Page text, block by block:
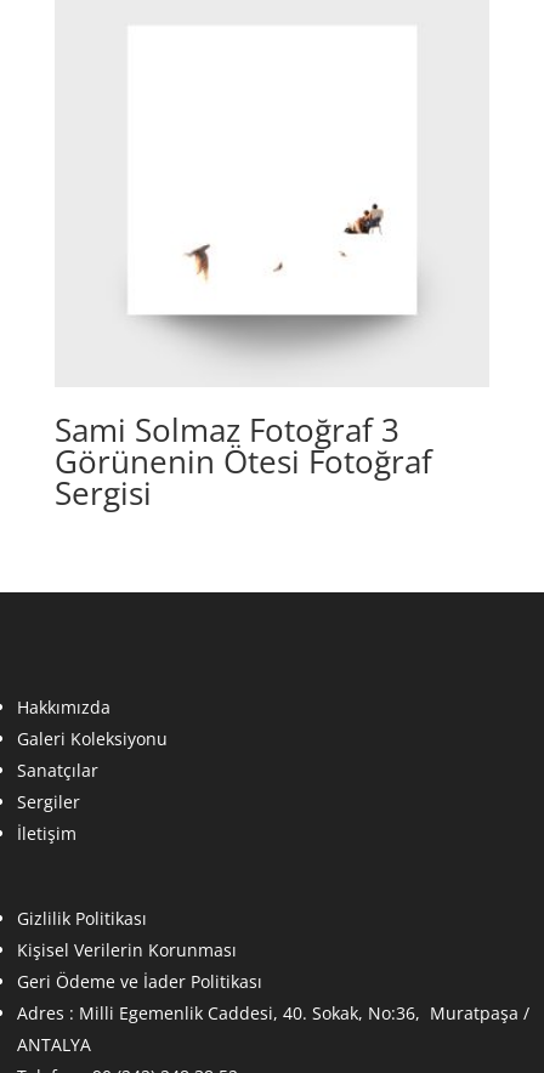
Sami Solmaz Fotoğraf 3
Görünenin Ötesi Fotoğraf
Sergisi
Hakkımızda
Galeri Koleksiyonu
Sanatçılar
Sergiler
İletişim
Gizlilik Politikası
Kişisel Verilerin Korunması
Geri Ödeme ve İader Politikası
Adres : Milli Egemenlik Caddesi, 40. Sokak, No:36, Muratpaşa /
ANTALYA